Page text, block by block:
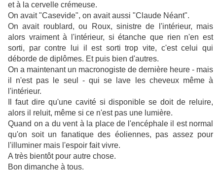
et à la cervelle crémeuse.
On avait "Casevide", on avait aussi "Claude Néant".
On avait roublard, ou Roux, sinistre de l'intérieur, mais
alors vraiment à l'intérieur, si étanche que rien n'en est
sorti, par contre lui il est sorti trop vite, c'est celui qui
déborde de diplômes. Et puis bien d'autres.
On a maintenant un macronogiste de dernière heure - mais
il n'est pas le seul - qui se lave les cheveux même à
l'intérieur.
Il faut dire qu'une cavité si disponible se doit de reluire,
alors il reluit, même si ce n'est pas une lumière.
Quand on a du vent à la place de l'encéphale il est normal
qu'on soit un fanatique des éoliennes, pas assez pour
l'illuminer mais l'espoir fait vivre.
A très bientôt pour autre chose.
Bon dimanche à tous.